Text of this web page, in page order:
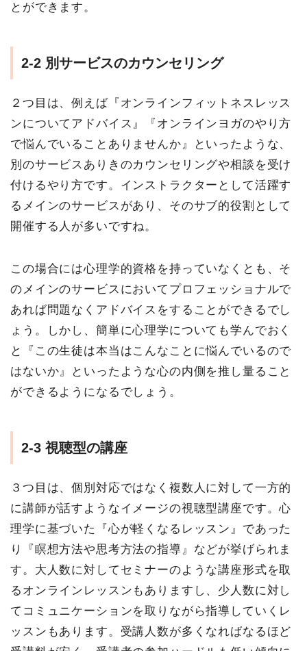
とができます。
2-2 別サービスのカウンセリング
２つ目は、例えば『オンラインフィットネスレッス
ンについてアドバイス』『オンラインヨガのやり方
で悩んでいることありませんか』といったような、
別のサービスありきのカウンセリングや相談を受け
付けるやり方です。インストラクターとして活躍す
るメインのサービスがあり、そのサブ的役割として
開催する人が多いですね。
この場合には心理学的資格を持っていなくとも、そ
のメインのサービスにおいてプロフェッショナルで
あれば問題なくアドバイスをすることができるでし
ょう。しかし、簡単に心理学についても学んでおく
と『この生徒は本当はこんなことに悩んでいるので
はないか』といったような心の内側を推し量ること
ができるようになるでしょう。
2-3 視聴型の講座
３つ目は、個別対応ではなく複数人に対して一方的
に講師が話すようなイメージの視聴型講座です。心
理学に基づいた『心が軽くなるレッスン』であった
り『瞑想方法や思考方法の指導』などが挙げられま
す。大人数に対してセミナーのような講座形式を取
るオンラインレッスンもありますし、少人数に対し
てコミュニケーションを取りながら指導していくレ
ッスンもあります。受講人数が多くなればなるほど